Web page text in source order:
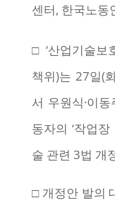
센터, 한국노동
□ ‘산업기술보
책위)는 27일(
서 우원식·이
동자의 ‘작업
술 관련 3법 개
□ 개정안 발의